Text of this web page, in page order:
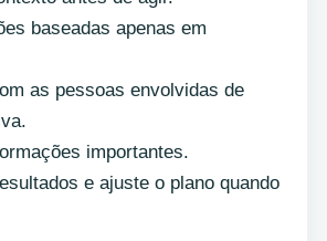
baseadas apenas em
as pessoas envolvidas de
importantes.
e ajuste o plano quando